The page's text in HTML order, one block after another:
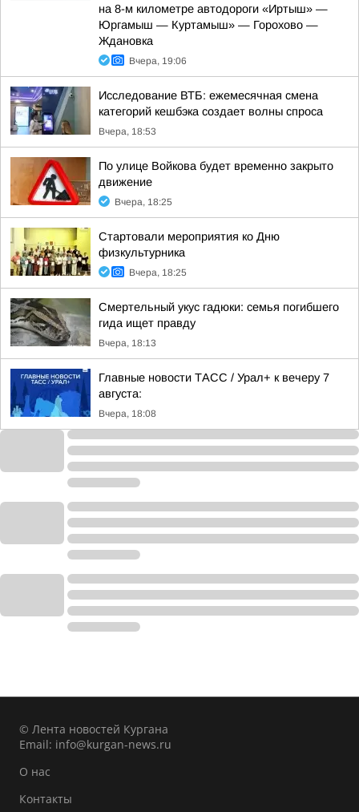
на 8-м километре автодороги «Иртыш» —
Юргамыш — Куртамыш» — Горохово —
Ждановка
Вчера, 19:06
Исследование ВТБ: ежемесячная смена
категорий кешбэка создает волны спроса
Вчера, 18:53
По улице Войкова будет временно закрыто
движение
Вчера, 18:25
Стартовали мероприятия ко Дню
физкультурника
Вчера, 18:25
Смертельный укус гадюки: семья погибшего
гида ищет правду
Вчера, 18:13
Главные новости ТАСС / Урал+ к вечеру 7
августа:
Вчера, 18:08
© Лента новостей Кургана
Email: info@kurgan-news.ru
О нас
Контакты